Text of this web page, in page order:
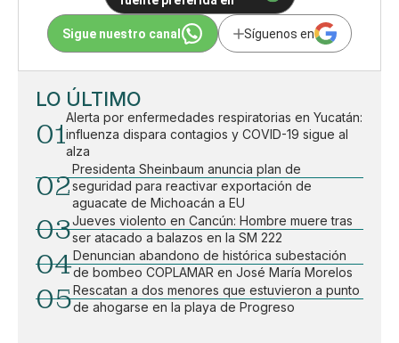
Sigue nuestro canal Síguenos en
LO ÚLTIMO
01
Alerta por enfermedades respiratorias en Yucatán:
influenza dispara contagios y COVID-19 sigue al
alza
02
Presidenta Sheinbaum anuncia plan de
seguridad para reactivar exportación de
aguacate de Michoacán a EU
03Jueves violento en Cancún: Hombre muere tras
ser atacado a balazos en la SM 222
04Denuncian abandono de histórica subestación
de bombeo COPLAMAR en José María Morelos
05Rescatan a dos menores que estuvieron a punto
de ahogarse en la playa de Progreso